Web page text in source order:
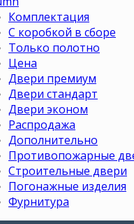
Комплектация
С коробкой в сборе
Только полотно
Цена
Двери премиум
Двери стандарт
Двери эконом
Распродажа
Дополнительно
Противопожарные
Строительные двери
Погонажные изделия
Фурнитура